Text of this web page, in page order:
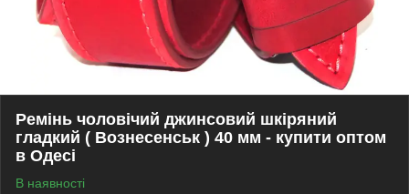
Ремінь чоловічий джинсовий шкіряний
гладкий ( Вознесенськ ) 40 мм - купити оптом
в Одесі
В наявності